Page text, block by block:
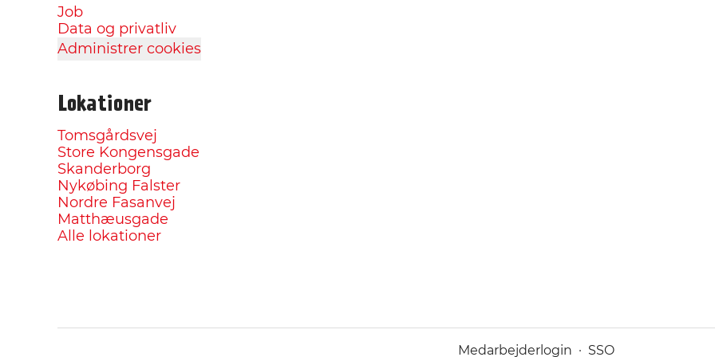
Job
Data og privatliv
Administrer cookies
Lokationer
Tomsgårdsvej
Store Kongensgade
Skanderborg
Nykøbing Falster
Nordre Fasanvej
Matthæusgade
Alle lokationer
Medarbejderlogin · SSO